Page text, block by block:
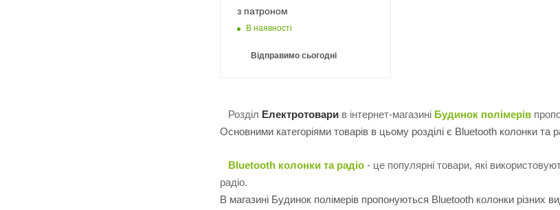
з патроном
В наявності
Відправимо сьогодні
Розділ Електротовари в інтернет-магазині Будинок полімерів
Основними категоріями товарів в цьому розділі є Bluetooth колонки та
Bluetooth колонки та радіо - це популярні товари, які
радіо.
В магазині Будинок полімерів пропонуються Bluetooth колонки різних